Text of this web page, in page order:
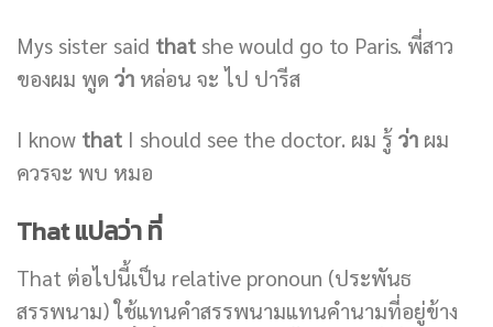
Mys sister said that she would go to Paris. พี่สาว
ของผม พูด ว่า หล่อน จะ ไป ปารีส
I know that I should see the doctor. ผม รู้ ว่า ผม
ควรจะ พบ หมอ
That แปลว่า ที่
That ต่อไปนี้เป็น relative pronoun (ประพันธ
สรรพนาม) ใช้แทนคำสรรพนามแทนคำนามที่อยู่ข้าง